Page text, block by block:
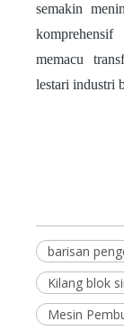
semakin
memacu
lestari industri
barisan
Kilang blok
Mesin